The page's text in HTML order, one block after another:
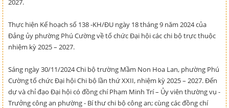
Thực hiện Kế hoạch số 138 -KH/ĐU ngày 18 tháng 9 năm 2024 của
Đảng ủy phường Phú Cường về tổ chức Đại hội các chi bộ trực thuộc
nhiệm kỳ 2025 – 2027.
Sáng ngày 30/11/2024 Chi bộ trường Mầm Non Hoa Lan, phường Phú
Cường tổ chức Đại hội Chi bộ lần thứ XXII, nhiệm kỳ 2025 – 2027. Đến
dự và chỉ đạo Đại hội có đồng chí Phạm Minh Trí – Ủy viên thường vụ -
Trưởng công an phường - Bí thư chi bộ công an; cùng các đồng chí